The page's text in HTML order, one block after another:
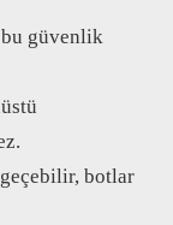
bu güvenlik
geçebilir, botlar